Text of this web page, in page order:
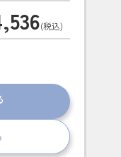
(税込)